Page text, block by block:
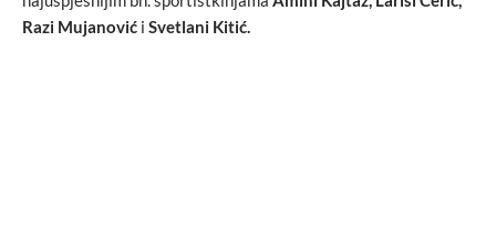
Razi Mujanović i Svetlani Kitić.